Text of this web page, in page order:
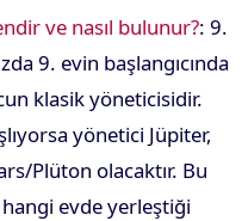
ve nasıl bulunur?: 9.
9. evin başlangıcında
klasik yöneticisidir.
yönetici Jüpiter,
Plüton olacaktır. Bu
evde yerleştiği